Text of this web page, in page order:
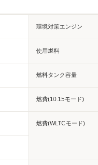
環境対策エンジン
使用燃料
燃料タンク容量
燃費(10.15モード)
燃費(WLTCモード)